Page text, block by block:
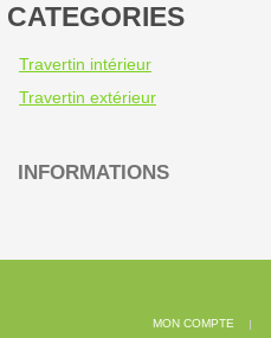
CATEGORIES
Travertin intérieur
Travertin extérieur
INFORMATIONS
MON COMPTE